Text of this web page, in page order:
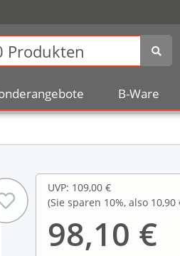
B-Ware
UVP: 109,00 €
(Sie sparen 10%, also 10,90
98,10 €